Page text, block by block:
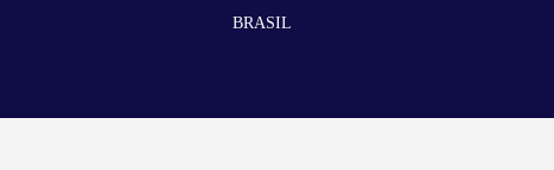
BRASIL